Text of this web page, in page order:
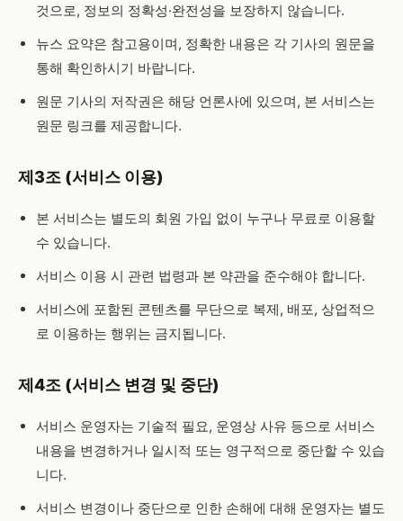
것으로, 정보의 정확성·완전성을 보장하지 않습니다.
뉴스 요약은 참고용이며, 정확한 내용은 각 기사의 원문을
통해 확인하시기 바랍니다.
원문 기사의 저작권은 해당 언론사에 있으며, 본 서비스는
원문 링크를 제공합니다.
제3조 (서비스 이용)
본 서비스는 별도의 회원 가입 없이 누구나 무료로 이용할
수 있습니다.
서비스 이용 시 관련 법령과 본 약관을 준수해야 합니다.
서비스에 포함된 콘텐츠를 무단으로 복제, 배포, 상업적으
로 이용하는 행위는 금지됩니다.
제4조 (서비스 변경 및 중단)
서비스 운영자는 기술적 필요, 운영상 사유 등으로 서비스
내용을 변경하거나 일시적 또는 영구적으로 중단할 수 있습
니다.
서비스 변경이나 중단으로 인한 손해에 대해 운영자는 별도